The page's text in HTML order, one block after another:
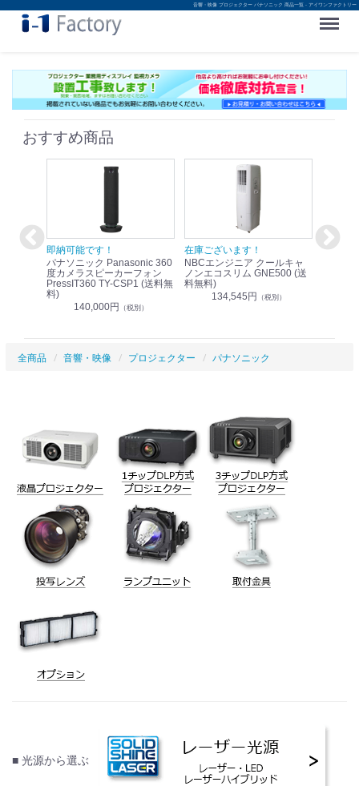
音響・映像 プロジェクター パナソニック 商品一覧 - アイワンファクトリー
Menu
おすすめ商品
即納可能です！
パナソニック Panasonic 360
度カメラスピーカーフォン
PressIT360 TY-CSP1 (送料無
料)
140,000円 （税別）
在庫ございます！
NBCエンジニア クールキャ
ノンエコスリム GNE500 (送
料無料)
134,545円 （税別）
即納可
全商品 音響・映像 プロジェクター パナソニック
■ 光源から選ぶ